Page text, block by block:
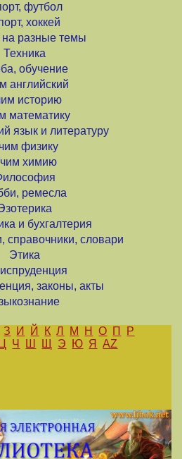
футбол
хоккей
на разные темы
Техника
обучение
английский
историю
математику
язык и литературу
физику
химию
ремесла
и бухгалтерия
справочники, словари
Этика
законы, акты
З И Й К Л М Н О П
Р
Ц Ч Ш Щ Э Ю Я AZ